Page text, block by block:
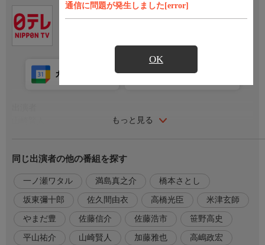
通信に問題が発生しました[error]
OK
Ch.4
日本テレビ
もっと見る
カレンダー登録 アプリ視聴
珠
山田裕貴/坂口憲二
豊川悦司
高嶋政宏 要潤 加藤雅也 高橋光臣 平山祐介 一ノ瀬ワタル 佐久間
由衣 勝矢
坂東彌十郎 橋本さとし 笹野高史 谷田歩 中村蒼 田中圭 斎藤工
玉木宏/佐藤浩市
同じ出演者の他の番組を探す
一ノ瀬ワタル 満島真之介 橋本さとし
坂東彌十郎 佐久間由衣 高橋光臣 米津玄師
やまだ豊 佐藤信介 佐藤浩市 笹野高史
平山祐介 山崎賢人 加藤雅也 高嶋政宏